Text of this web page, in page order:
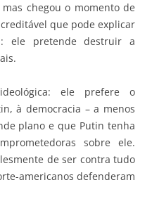
chegou o momento de
que pode explicar
ele pretende destruir a
ele prefere o
à democracia – a menos
plano e que Putin tenha
sobre ele.
de ser contra tudo
americanos defenderam